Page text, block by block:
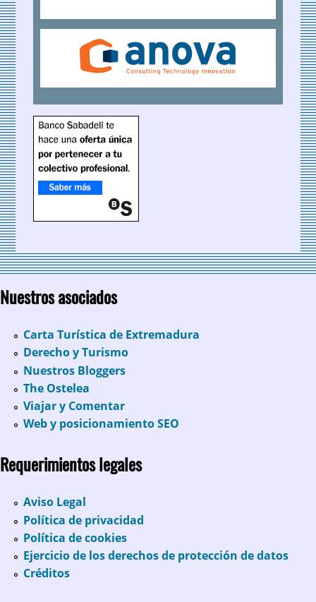
Nuestros asociados
Carta Turística de Extremadura
Derecho y Turismo
Nuestros Bloggers
The Ostelea
Viajar y Comentar
Web y posicionamiento SEO
Requerimientos legales
Aviso Legal
Política de privacidad
Política de cookies
Ejercicio de los derechos de protección de datos
Créditos